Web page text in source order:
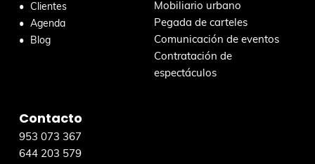
Clientes
Agenda
Blog
Mobiliario urbano
Pegada de carteles
Comunicación de eventos
Contratación de
espectáculos
Contacto
953 073 367
644 203 579